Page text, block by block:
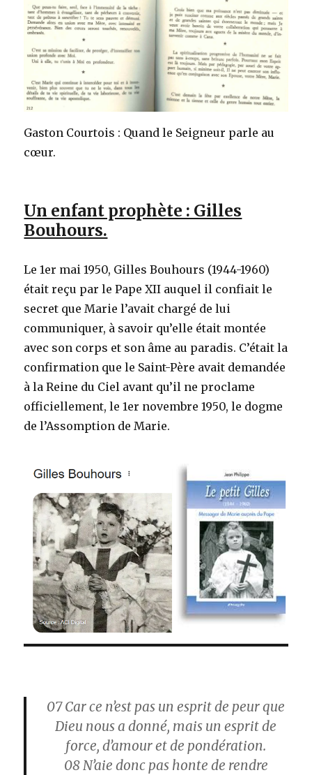
Gaston Courtois : Quand le Seigneur parle au
cœur.
Un enfant prophète : Gilles
Bouhours.
Le 1er mai 1950, Gilles Bouhours (1944-1960)
était reçu par le Pape XII auquel il confiait le
secret que Marie l’avait chargé de lui
communiquer, à savoir qu’elle était montée
avec son corps et son âme au paradis. C’était la
confirmation que le Saint-Père avait demandée
à la Reine du Ciel avant qu’il ne proclame
officiellement, le 1er novembre 1950, le dogme
de l’Assomption de Marie.
07Car ce n’est pas un esprit de peur que
Dieu nous a donné, mais un esprit de
force, d’amour et de pondération.
08N’aie donc pas honte de rendre